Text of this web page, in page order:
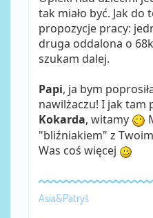
tak miało być. Jak do
propozycje pracy:
druga oddalona o
szukam dalej.
Papi, ja bym
nawilżaczu! I jak tam
Kokarda, witamy
"bliźniakiem" z
Was coś więcej
Asia&Patryś